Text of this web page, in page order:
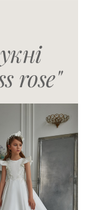
rose"